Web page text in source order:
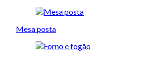
Mesa posta